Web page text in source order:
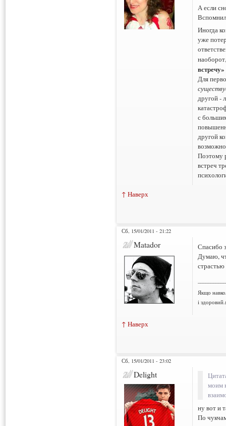
А если
Иногда
уже
встречу»
Для
другой -
с
другой
Поэтому
встреч
↑ Наверх
Сб, 15/01/2011 - 21:22
Matador
Спасибо
Думаю,
Якщо
і
↑ Наверх
Сб, 15/01/2011 - 23:02
Delight
моим
ну вот и
По